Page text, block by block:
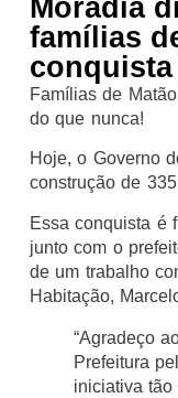
Moradia
famílias
Famílias de
do que nunca!
Hoje, o Governo
construção de
Essa conquista é
junto com o
de um trabalho
Habitação,
“Agradeço
Prefeitura
iniciativa tão